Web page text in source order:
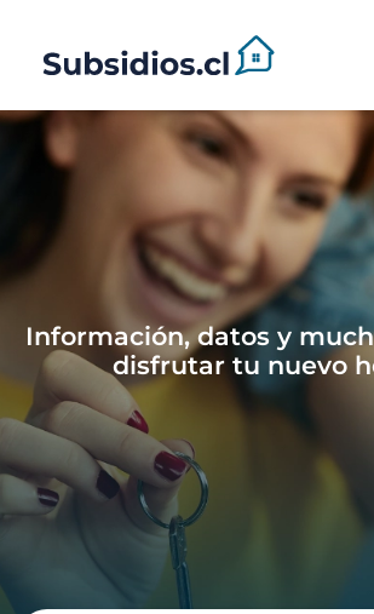
Información, datos y
disfrutar tu nuevo